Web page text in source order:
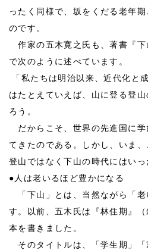
ったく同様で、坂をくだる老年
のです。
作家の五木寛之氏も、著書『下
で次のように述べています。
「私たちは明治以来、近代化と
はたとえていえば、山に登る登
ろう。
だからこそ、世界の先進国に学
てきたのである。しかし、いま、
登山ではなく下山の時代にはいっ
● 人は老いるほど豊かになる
「下山」とは、当然ながら「老
す。以前、五木氏は『林住期』
本を書きました。
そのタイトルは、「学生期」「